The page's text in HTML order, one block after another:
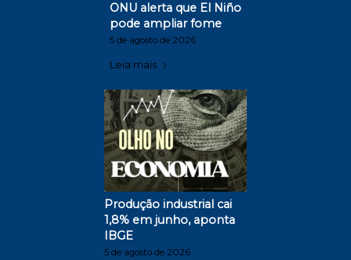
ONU alerta que El Niño
pode ampliar fome
5 de agosto de 2026
Leia mais
Produção industrial cai
1,8% em junho, aponta
IBGE
5 de agosto de 2026